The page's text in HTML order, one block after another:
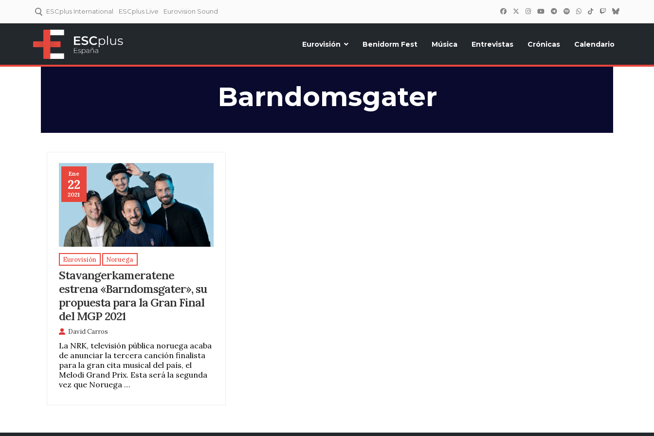
ESCplus International ESCplus Live Eurovision Sound
Eurovisión Benidorm Fest Música Entrevistas Crónicas Calendario
Barndomsgater
Ene
22
2021
Eurovisión Noruega
Stavangerkameratene
estrena «Barndomsgater», su
propuesta para la Gran Final
del MGP 2021
David Carros
La NRK, televisión pública noruega acaba
de anunciar la tercera canción finalista
para la gran cita musical del país, el
Melodi Grand Prix. Esta será la segunda
vez que Noruega …